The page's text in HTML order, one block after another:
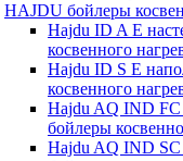
HAJDU бойлеры
Hajdu ID A E
косвенного
Hajdu ID S E
косвенного
Hajdu AQ IND FC
бойлеры
Hajdu AQ IND